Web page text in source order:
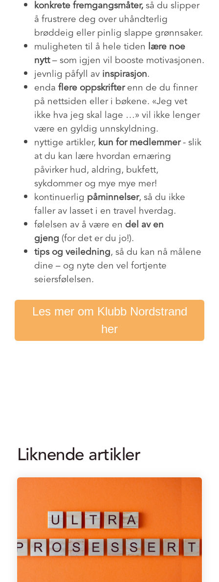
konkrete fremgangsmåter, så du slipper
å frustrere deg over uhåndterlig
brøddeig eller pinlig slappe grønnsaker.
muligheten til å hele tiden lære noe
nytt– som igjen vil booste motivasjonen.
jevnlig påfyll av inspirasjon.
enda flere oppskrifterenn de du finner
på nettsiden eller i bøkene. «Jeg vet
ikke hva jeg skal lage …» vil ikke lenger
være en gyldig unnskyldning.
nyttige artikler, kun for medlemmer- slik
at du kan lære hvordan ernæring
påvirker hud, aldring, bukfett,
sykdommer og mye mye mer!
kontinuerlig påminnelser, så du ikke
faller av lasset i en travel hverdag.
følelsen av å være en del av en
gjeng (for det er du jo!).
tips og veiledning, så du kan nå målene
dine – og nyte den vel fortjente
seiersfølelsen.
Les mer om Klubb Nordstrand
her
Liknende artikler